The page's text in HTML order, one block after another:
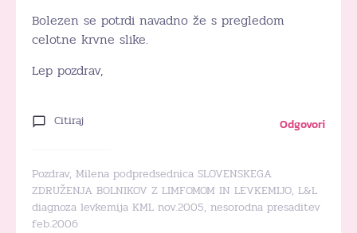
Bolezen se potrdi navadno že s pregledom
celotne krvne slike.
Lep pozdrav,
Citiraj Odgovori
Pozdrav, Milena podpredsednica SLOVENSKEGA
ZDRUŽENJA BOLNIKOV Z LIMFOMOM IN LEVKEMIJO, L&L
diagnoza levkemija KML nov.2005, nesorodna presaditev
feb.2006